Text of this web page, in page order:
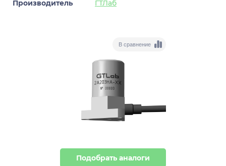
Производитель
ГТЛаб
В сравнение
Подобрать аналоги